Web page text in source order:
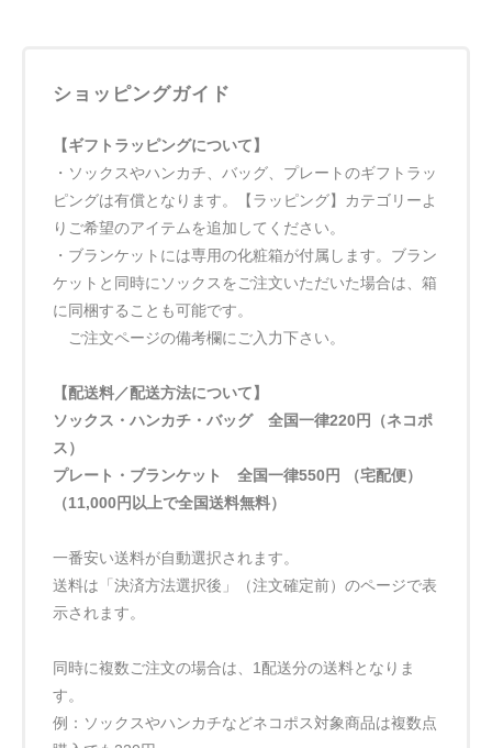
ショッピングガイド
【ギフトラッピングについて】
・ソックスやハンカチ、バッグ、プレートのギフトラッ
ピングは有償となります。【ラッピング】カテゴリーよ
りご希望のアイテムを追加してください。
・ブランケットには専用の化粧箱が付属します。ブラン
ケットと同時にソックスをご注文いただいた場合は、箱
に同梱することも可能です。
ご注文ページの備考欄にご入力下さい。
【配送料／配送方法について】
ソックス・ハンカチ・バッグ 全国一律220円（ネコポ
ス）
プレート・ブランケット 全国一律550円 （宅配便）
（11,000円以上で全国送料無料）
一番安い送料が自動選択されます。
送料は「決済方法選択後」（注文確定前）のページで表
示されます。
同時に複数ご注文の場合は、1配送分の送料となりま
す。
例：ソックスやハンカチなどネコポス対象商品は複数点